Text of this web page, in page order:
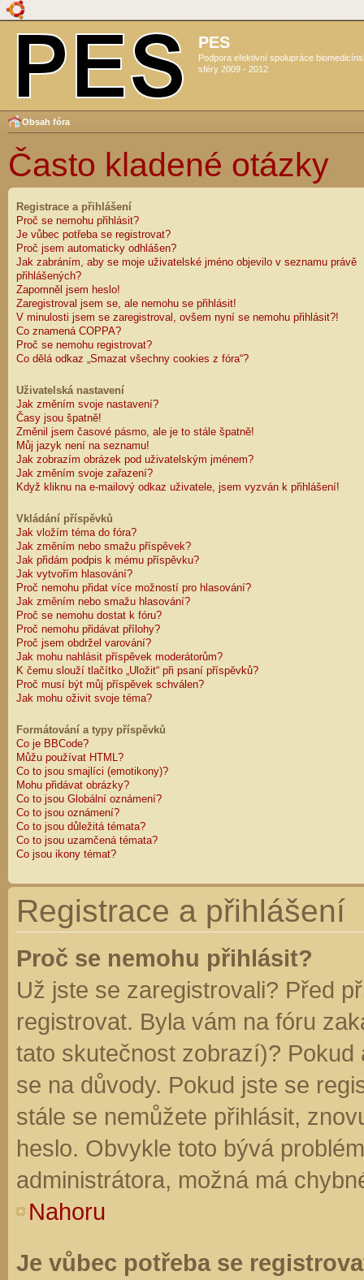
PES
Podpora efektivní spolupráce
sféry 2009 - 2012
Obsah fóra
Často kladené otázky
Registrace a přihlášení
Proč se nemohu přihlásit?
Je vůbec potřeba se registrovat?
Proč jsem automaticky odhlášen?
Jak zabráním, aby se moje uživatelské jméno objevilo v seznamu právě
přihlášených?
Zapomněl jsem heslo!
Zaregistroval jsem se, ale nemohu se přihlásit!
V minulosti jsem se zaregistroval, ovšem nyní se nemohu přihlásit?!
Co znamená COPPA?
Proč se nemohu registrovat?
Co dělá odkaz „Smazat všechny cookies z fóra“?
Uživatelská nastavení
Jak změním svoje nastavení?
Časy jsou špatně!
Změnil jsem časové pásmo, ale je to stále špatně!
Můj jazyk není na seznamu!
Jak zobrazím obrázek pod uživatelským jménem?
Jak změním svoje zařazení?
Když kliknu na e-mailový odkaz uživatele, jsem vyzván k přihlášení!
Vkládání příspěvků
Jak vložím téma do fóra?
Jak změním nebo smažu příspěvek?
Jak přidám podpis k mému příspěvku?
Jak vytvořím hlasování?
Proč nemohu přidat více možností pro hlasování?
Jak změním nebo smažu hlasování?
Proč se nemohu dostat k fóru?
Proč nemohu přidávat přílohy?
Proč jsem obdržel varování?
Jak mohu nahlásit příspěvek moderátorům?
K čemu slouží tlačítko „Uložit“ při psaní příspěvků?
Proč musí být můj příspěvek schválen?
Jak mohu oživit svoje téma?
Formátování a typy příspěvků
Co je BBCode?
Můžu používat HTML?
Co to jsou smajlíci (emotikony)?
Mohu přidávat obrázky?
Co to jsou Globální oznámení?
Co to jsou oznámení?
Co to jsou důležitá témata?
Co to jsou uzamčená témata?
Co jsou ikony témat?
Registrace a přihlášení
Proč se nemohu přihlásit?
Už jste se zaregistrovali? Před
registrovat. Byla vám na fóru
tato skutečnost zobrazí)?
se na důvody. Pokud jste se
stále se nemůžete přihlásit,
heslo. Obvykle toto bývá
administrátora, možná má
Nahoru
Je vůbec potřeba se